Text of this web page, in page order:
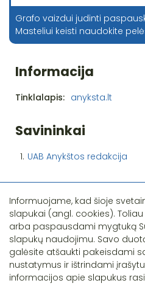
Grafo vaizdui judinti
Masteliui keisti naudokite
Informacija
Tinklalapis: anyksta.lt
Savininkai
1. UAB Anykštos redakcija
Informuojame, kad šioje
slapukai (angl. cookies).
arba paspausdami mygtuką
slapukų naudojimu. Savo
galėsite atšaukti pakeisdami
nustatymus ir ištrindami
informacijos apie slapukus